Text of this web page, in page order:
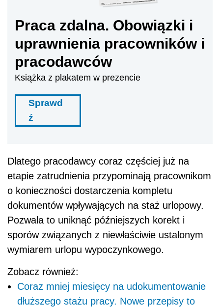
Praca zdalna. Obowiązki i
uprawnienia pracowników i
pracodawców
Książka z plakatem w prezencie
Sprawd
ź
Dlatego pracodawcy coraz częściej już na
etapie zatrudnienia przypominają pracownikom
o konieczności dostarczenia kompletu
dokumentów wpływających na staż urlopowy.
Pozwala to uniknąć późniejszych korekt i
sporów związanych z niewłaściwie ustalonym
wymiarem urlopu wypoczynkowego.
Zobacz również:
Coraz mniej miesięcy na udokumentowanie
dłuższego stażu pracy. Nowe przepisy to